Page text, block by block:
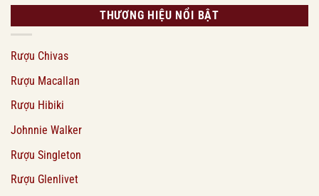
THƯƠNG HIỆU NỔI BẬT
Rượu Chivas
Rượu Macallan
Rượu Hibiki
Johnnie Walker
Rượu Singleton
Rượu Glenlivet